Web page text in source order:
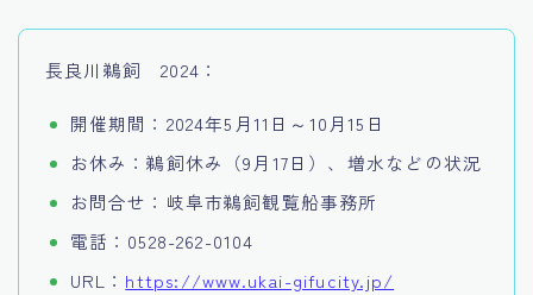
長良川鵜飼 2024：
開催期間：2024年5月11日～10月15日
お休み：鵜飼休み（9月17日）、増水などの状況
お問合せ：岐阜市鵜飼観覧船事務所
電話：0528-262-0104
URL： https://www.ukai-gifucity.jp/